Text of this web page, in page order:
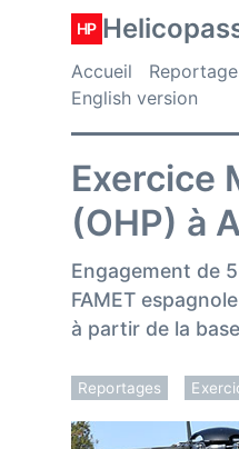
HP
Accueil
English version
Exercice
(OHP) à
Engagement de
FAMET
à partir de la
Reportages